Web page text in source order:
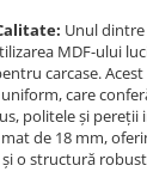
Unul
MDF-ului
carcase.
care
politele și
de 18 mm,
o structură